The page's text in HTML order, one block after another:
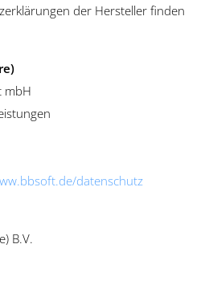
der Hersteller finden
mbH
datenschutz
B.V.